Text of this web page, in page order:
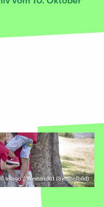
©Imago / Westend61 (Symbolbild)